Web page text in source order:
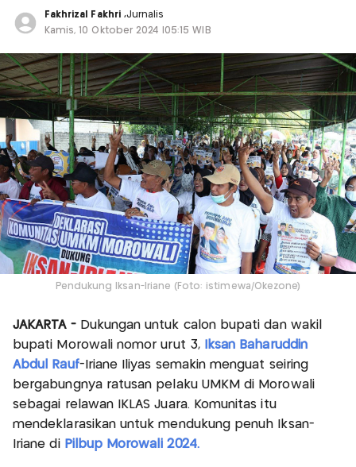
Fakhrizal Fakhri ,Jurnalis
Kamis, 10 Oktober 2024 |05:15 WIB
Pendukung Iksan-Iriane (Foto: istimewa/Okezone)
JAKARTA - Dukungan untuk calon bupati dan wakil
bupati Morowali nomor urut 3,
Iksan Baharuddin
Abdul Rauf-Iriane Iliyas semakin menguat seiring
bergabungnya ratusan pelaku UMKM di Morowali
sebagai relawan IKLAS Juara. Komunitas itu
mendeklarasikan untuk mendukung penuh Iksan-
Iriane diPilbup Morowali 2024.